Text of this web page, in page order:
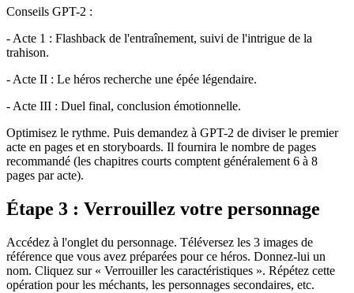
Conseils GPT-2 :
- Acte 1 : Flashback de l'entraînement, suivi de l'intrigue de la
trahison.
- Acte II : Le héros recherche une épée légendaire.
- Acte III : Duel final, conclusion émotionnelle.
Optimisez le rythme. Puis demandez à GPT-2 de diviser le premier
acte en pages et en storyboards. Il fournira le nombre de pages
recommandé (les chapitres courts comptent généralement 6 à 8
pages par acte).
Étape 3 : Verrouillez votre personnage
Accédez à l'onglet du personnage. Téléversez les 3 images de
référence que vous avez préparées pour ce héros. Donnez-lui un
nom. Cliquez sur « Verrouiller les caractéristiques ». Répétez cette
opération pour les méchants, les personnages secondaires, etc.